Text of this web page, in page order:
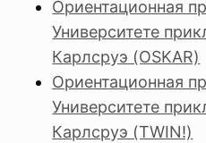
Ориентационная
Университете
Карлсруэ (OSKAR)
Ориентационная
Университете
Карлсруэ (TWIN!)